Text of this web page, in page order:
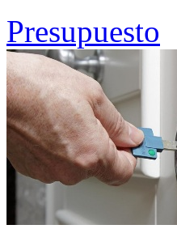
Presupuesto